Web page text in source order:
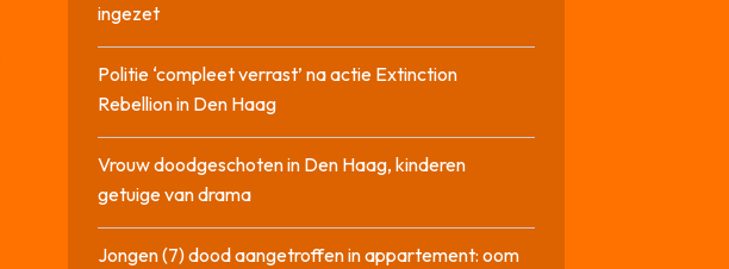
ingezet
Politie ‘compleet verrast’ na actie Extinction
Rebellion in Den Haag
Vrouw doodgeschoten in Den Haag, kinderen
getuige van drama
Jongen (7) dood aangetroffen in appartement: oom